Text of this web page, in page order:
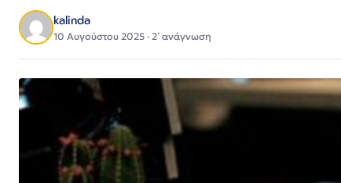
kalinda
10 Αυγούστου 2025 · 2΄ ανάγνωση